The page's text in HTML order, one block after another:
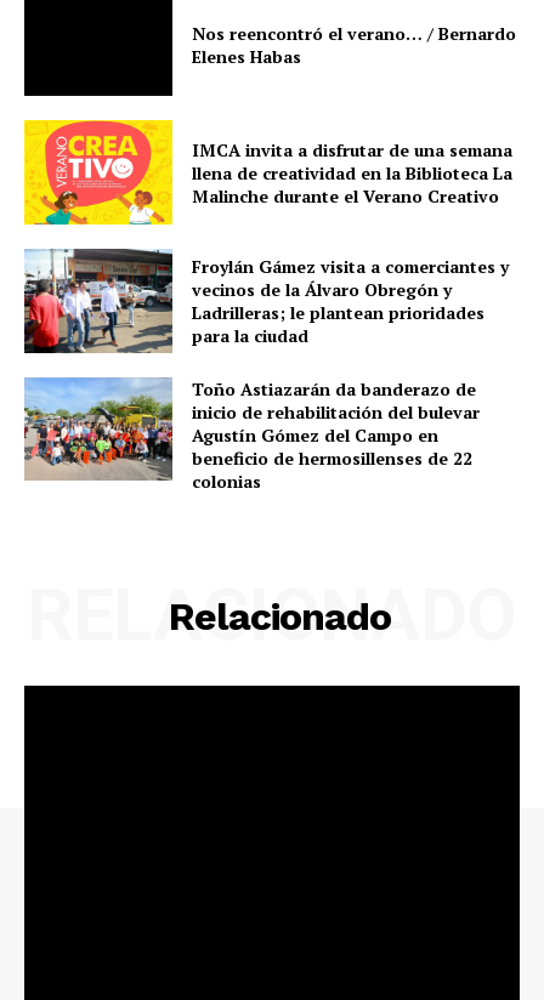
Nos reencontró el verano… / Bernardo
Elenes Habas
IMCA invita a disfrutar de una semana
llena de creatividad en la Biblioteca La
Malinche durante el Verano Creativo
Froylán Gámez visita a comerciantes y
vecinos de la Álvaro Obregón y
Ladrilleras; le plantean prioridades
para la ciudad
Toño Astiazarán da banderazo de
inicio de rehabilitación del bulevar
Agustín Gómez del Campo en
beneficio de hermosillenses de 22
colonias
Relacionado
RELACIONADO